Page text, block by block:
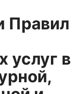
Правил
услуг в